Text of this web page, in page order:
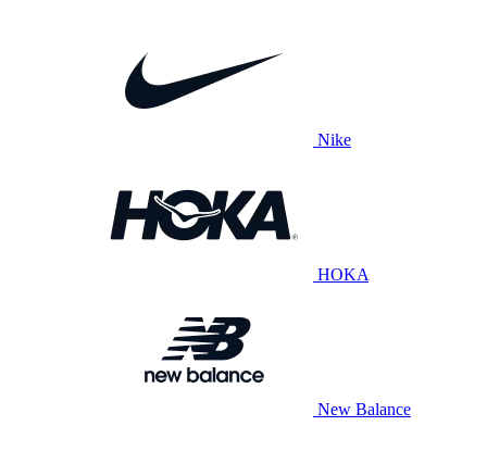
Nike
HOKA
New Balance